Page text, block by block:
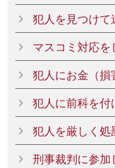
犯人を見つけて
マスコミ対応を
犯人にお金（
犯人に前科を付
犯人を厳しく処
刑事裁判に参加